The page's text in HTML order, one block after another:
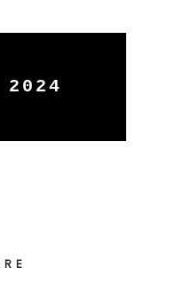
2024